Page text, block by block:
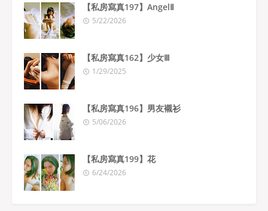
【私房寫真197】AngelⅡ
5/22/2026
【私房寫真162】少女Ⅲ
1/29/2025
【私房寫真196】男友襯衫
5/06/2026
【私房寫真199】花
6/24/2026